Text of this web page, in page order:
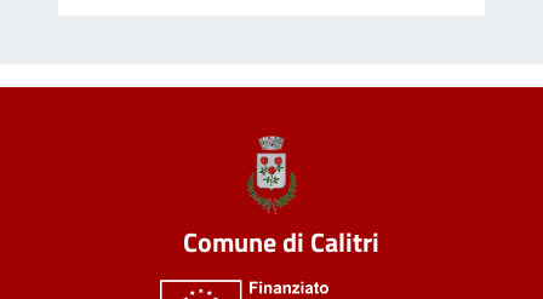
Comune di Calitri